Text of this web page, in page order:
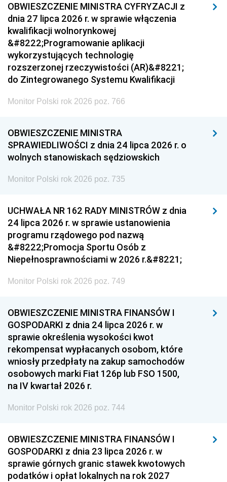
OBWIESZCZENIE MINISTRA CYFRYZACJI z
dnia 27 lipca 2026 r. w sprawie włączenia
kwalifikacji wolnorynkowej
&#8222;Programowanie aplikacji
wykorzystujących technologię
rozszerzonej rzeczywistości (AR)&#8221;
do Zintegrowanego Systemu Kwalifikacji
Monitor Polski rok 2026 poz. 766
OBWIESZCZENIE MINISTRA
SPRAWIEDLIWOŚCI z dnia 24 lipca 2026 r. o
wolnych stanowiskach sędziowskich
Monitor Polski rok 2026 poz. 735
UCHWAŁA NR 162 RADY MINISTRÓW z dnia
24 lipca 2026 r. w sprawie ustanowienia
programu rządowego pod nazwą
&#8222;Promocja Sportu Osób z
Niepełnosprawnościami w 2026 r.&#8221;
Monitor Polski rok 2026 poz. 749
OBWIESZCZENIE MINISTRA FINANSÓW I
GOSPODARKI z dnia 24 lipca 2026 r. w
sprawie określenia wysokości kwot
rekompensat wypłacanych osobom, które
wniosły przedpłaty na zakup samochodów
osobowych marki Fiat 126p lub FSO 1500,
na IV kwartał 2026 r.
Monitor Polski rok 2026 poz. 744
OBWIESZCZENIE MINISTRA FINANSÓW I
GOSPODARKI z dnia 23 lipca 2026 r. w
sprawie górnych granic stawek kwotowych
podatków i opłat lokalnych na rok 2027